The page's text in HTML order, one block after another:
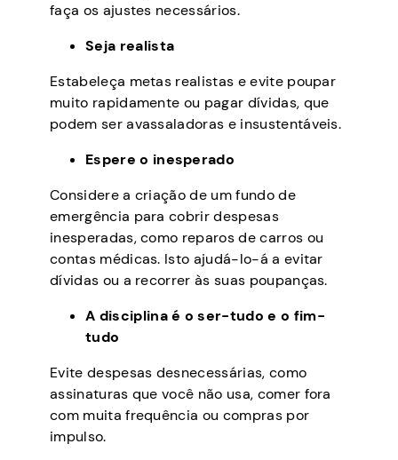
faça os ajustes necessários.
Seja realista
Estabeleça metas realistas e evite poupar
muito rapidamente ou pagar dívidas, que
podem ser avassaladoras e insustentáveis.
Espere o inesperado
Considere a criação de um fundo de
emergência para cobrir despesas
inesperadas, como reparos de carros ou
contas médicas. Isto ajudá-lo-á a evitar
dívidas ou a recorrer às suas poupanças.
A disciplina é o ser-tudo e o fim-
tudo
Evite despesas desnecessárias, como
assinaturas que você não usa, comer fora
com muita frequência ou compras por
impulso.